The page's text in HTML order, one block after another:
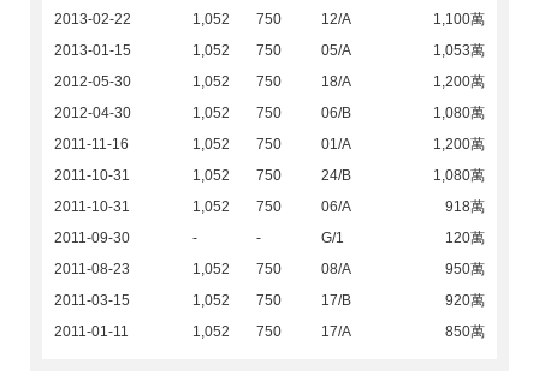
2013-02-22 1,052 750 12/A
1,100萬
2013-01-15
1,052 750 05/A
1,053萬
2012-05-30
1,052 750 18/A
1,200萬
2012-04-30
1,052 750 06/B
1,080萬
2011-11-16
1,052 750 01/A
1,200萬
2011-10-31
1,052 750 24/B
1,080萬
2011-10-31
1,052 750 06/A
918萬
2011-09-30
- - G/1
120萬
2011-08-23
1,052 750 08/A
950萬
2011-03-15
1,052 750 17/B
920萬
2011-01-11
1,052 750 17/A 850萬